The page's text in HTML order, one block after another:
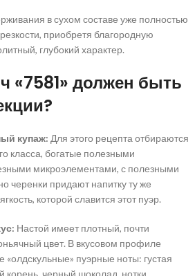
в сухом составе уже полностью
приобретя благородную
глубокий характер.
«7581» должен быть
купаж: Для этого рецепта отбираются
класса, богатые полезными
микроэлементами, с полезными
черенки придают напитку ту же
которой славится этот пуэр.
Настой имеет плотный, почти
цвет. В вкусовом профиле
«олдскульные» пуэрные ноты: густая
корень, черный шоколад, нотки